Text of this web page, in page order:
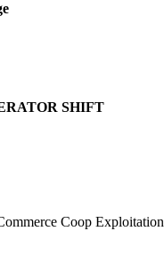
SHIFT
Coop Exploitation